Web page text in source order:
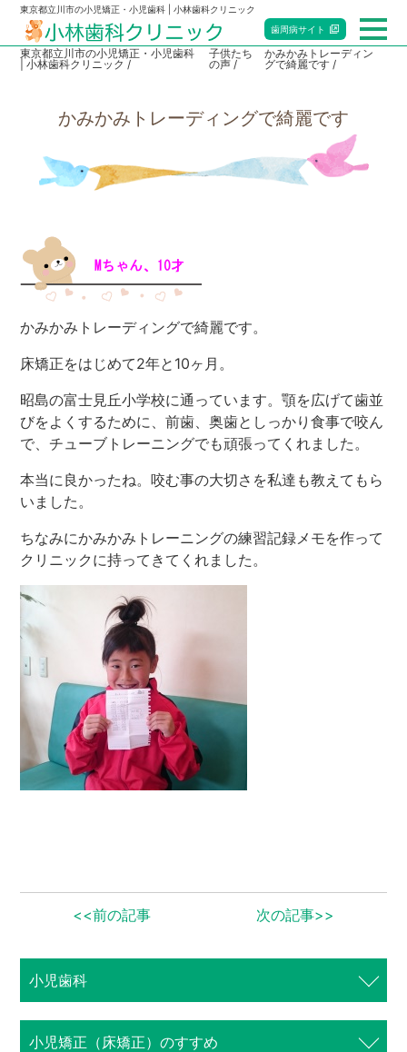
東京都立川市の小児矯正・小児歯科 | 小林歯科クリニック
歯周病サイト
赤ちゃん歯科
当院のご案内
アクセス・診療時間
東京都立川市の小児矯正・小児歯科
| 小林歯科クリニック
子供たち
の声
かみかみトレーディン
グで綺麗です
かみかみトレーディングで綺麗です
かみかみトレーディングで綺麗です。
床矯正をはじめて2年と10ヶ月。
昭島の富士見丘小学校に通っています。顎を広げて歯並
びをよくするために、前歯、奥歯としっかり食事で咬ん
で、チューブトレーニングでも頑張ってくれました。
本当に良かったね。咬む事の大切さを私達も教えてもら
いました。
ちなみにかみかみトレーニングの練習記録メモを作って
クリニックに持ってきてくれました。
<<前の記事 次の記事>>
小児歯科
⼩児矯正（床矯正）のすすめ